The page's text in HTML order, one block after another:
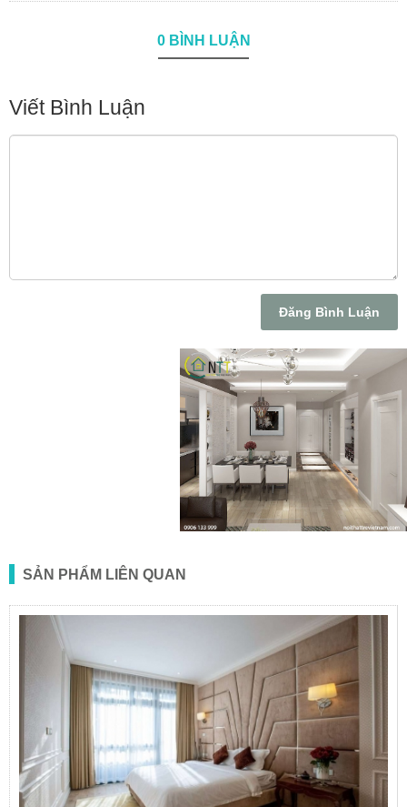
0 BÌNH LUẬN
Viết Bình Luận
Đăng Bình Luận
SẢN PHẨM LIÊN QUAN